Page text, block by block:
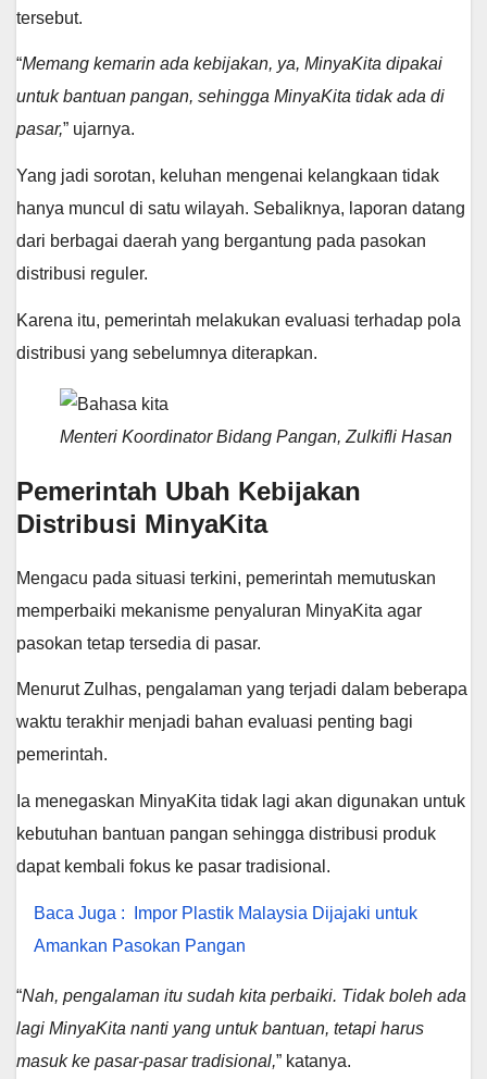
tersebut.
“Memang kemarin ada kebijakan, ya, MinyaKita dipakai
untuk bantuan pangan, sehingga MinyaKita tidak ada di
pasar,” ujarnya.
Yang jadi sorotan, keluhan mengenai kelangkaan tidak
hanya muncul di satu wilayah. Sebaliknya, laporan datang
dari berbagai daerah yang bergantung pada pasokan
distribusi reguler.
Karena itu, pemerintah melakukan evaluasi terhadap pola
distribusi yang sebelumnya diterapkan.
Menteri Koordinator Bidang Pangan, Zulkifli Hasan
Pemerintah Ubah Kebijakan
Distribusi MinyaKita
Mengacu pada situasi terkini, pemerintah memutuskan
memperbaiki mekanisme penyaluran MinyaKita agar
pasokan tetap tersedia di pasar.
Menurut Zulhas, pengalaman yang terjadi dalam beberapa
waktu terakhir menjadi bahan evaluasi penting bagi
pemerintah.
Ia menegaskan MinyaKita tidak lagi akan digunakan untuk
kebutuhan bantuan pangan sehingga distribusi produk
dapat kembali fokus ke pasar tradisional.
Baca Juga :
Impor Plastik Malaysia Dijajaki untuk
Amankan Pasokan Pangan
“Nah, pengalaman itu sudah kita perbaiki. Tidak boleh ada
lagi MinyaKita nanti yang untuk bantuan, tetapi harus
masuk ke pasar-pasar tradisional,” katanya.